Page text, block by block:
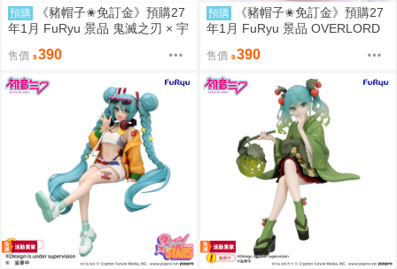
預購
《豬帽子✬免訂金》預購27
年1月 FuRyu 景品 鬼滅之刃 × 宇
售價 390
預購
《豬帽子✬免訂金》預購27
年1月 FuRyu 景品 OVERLORD
0906
售價 390